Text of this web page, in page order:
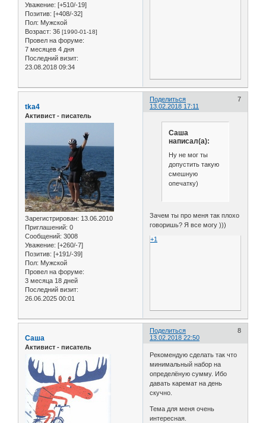
Уважение: [+510/-19]
Позитив: [+408/-32]
Пол: Мужской
Возраст: 36 [1990-01-18]
Провел на форуме:
7 месяцев 4 дня
Последний визит:
23.08.2018 09:34
Поделиться
7
13.02.2018 17:11
tka4
Активист - писатель
Зарегистрирован: 13.06.2010
Приглашений: 0
Сообщений: 3008
Уважение: [+260/-7]
Позитив: [+191/-39]
Пол: Мужской
Провел на форуме:
3 месяца 18 дней
Последний визит:
26.06.2025 00:01
Саша
написал(а):
Ну не мог ты
допустить такую
смешную
опечатку)
Зачем ты про меня так плохо
говоришь? Я все могу )))
+1
Поделиться
8
13.02.2018 22:50
Саша
Активист - писатель
Рекомендую сделать так что
минимальный набор на
определёную сумму. Ибо
давать каремат на день
скучно.
Тема для меня очень
интересная.